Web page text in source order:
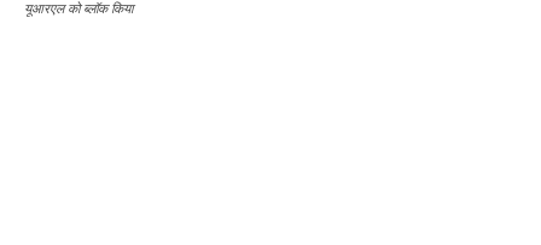
यूआरएल को ब्लॉक किया